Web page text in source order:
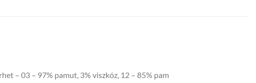
– 03 – 97% pamut, 3% viszkóz, 12 – 85% pam